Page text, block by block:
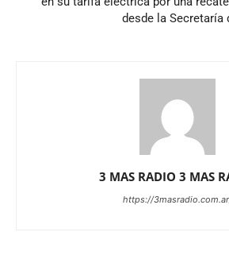
desde la Secretaría
3 MAS RADIO 3 MAS
https://